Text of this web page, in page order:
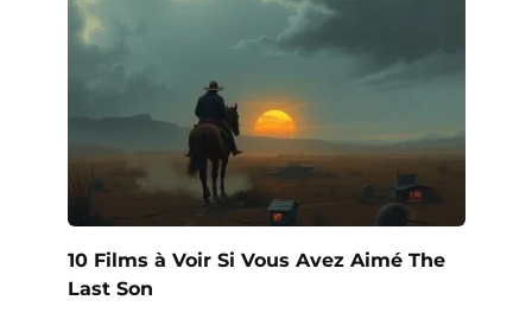
10 Films à Voir Si Vous Avez Aimé The
Last Son